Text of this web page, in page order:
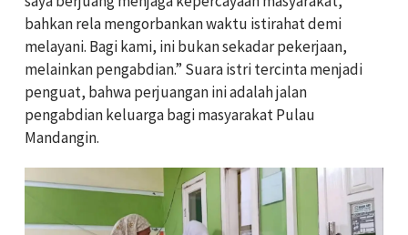
bahkan rela mengorbankan waktu istirahat demi
melayani. Bagi kami, ini bukan sekadar pekerjaan,
melainkan pengabdian.” Suara istri tercinta menjadi
penguat, bahwa perjuangan ini adalah jalan
pengabdian keluarga bagi masyarakat Pulau
Mandangin.